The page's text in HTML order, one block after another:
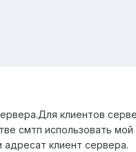
клиентов
смтп использовать
клиент сервера.